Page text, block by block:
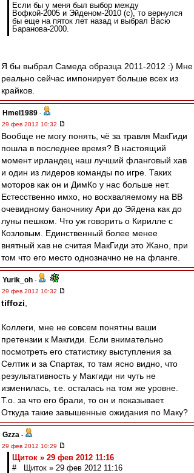
Если бы у меня был выбор между
Вофкой-2005 и Эйденом-2010 (с), то вернулся
бы еще на пяток лет назад и выбрал Васю
Баранова-2000.
Я бы выбрал Самеда образца 2011-2012 :) Мне
реально сейчас импонирует больше всех из
крайков.
Hmel1989 -
29 фев 2012 10:32
Вообще не могу понять, чё за травля МакГиди
пошла в последнее время? В настоящий
момент ирландец наш лучший фланговый хав
и один из лидеров команды по игре. Таких
моторов как он и ДимКо у нас больше нет.
Естесственно имхо, но восхваляемому на ВВ
очевидному баночнику Ари до Эйдена как до
луны пешком. Что уж говорить о Кирилле с
Козловым. Единственный более менее
внятный хав не считая МакГиди это Жано, при
том что его место однозначно не на фланге.
Yurik_oh -
29 фев 2012 10:32
tiffozi
Коллеги, мне не совсем понятны ваши
претензии к Макгиди. Если внимательно
посмотреть его статистику выступления за
Селтик и за Спартак, то там ясно видно, что
результативность у Макгиди ни чуть не
изменилась, т.е. осталась на том же уровне.
Т.о. за что его брали, то он и показывает.
Откуда такие завышенные ожидания по Маку?
Gzza -
29 фев 2012 10:29
Щиток » 29 фев 2012 11:16
# Щиток » 29 фев 2012 11:16